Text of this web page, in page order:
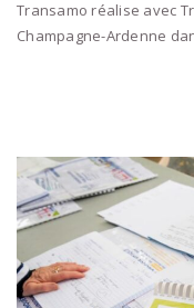
Transamo réalise avec
Champagne-Ardenne